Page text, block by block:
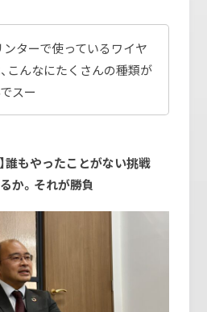
ンターで使っているワイヤ
こんなにたくさんの種類が
スー
誰もやったことがない挑戦
か。それが勝負